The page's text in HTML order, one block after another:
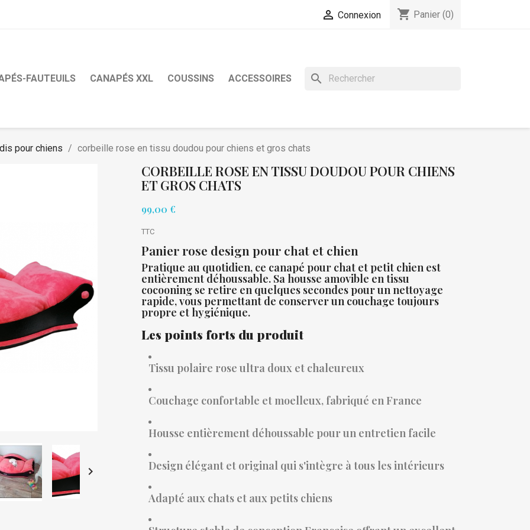
 Connexion shopping_cart Panier (0)
FAUTEUILS CANAPÉS XXL COUSSINS ACCESSOIRES search
pour chiens corbeille rose en tissu doudou pour chiens et gros chats

CORBEILLE ROSE EN TISSU DOUDOU POUR CHIENS
ET GROS CHATS
99,00 €
TTC
Panier rose design pour chat et chien
Pratique au quotidien, ce canapé pour chat et petit chien est
entièrement déhoussable. Sa housse amovible en tissu
cocooning se retire en quelques secondes pour un nettoyage
rapide, vous permettant de conserver un couchage toujours
propre et hygiénique.
Les points forts du produit
Tissu polaire rose ultra doux et chaleureux
Couchage confortable et moelleux, fabriqué en France
Housse entièrement déhoussable pour un entretien facile
Design élégant et original qui s'intègre à tous les intérieurs
Adapté aux chats et aux petits chiens